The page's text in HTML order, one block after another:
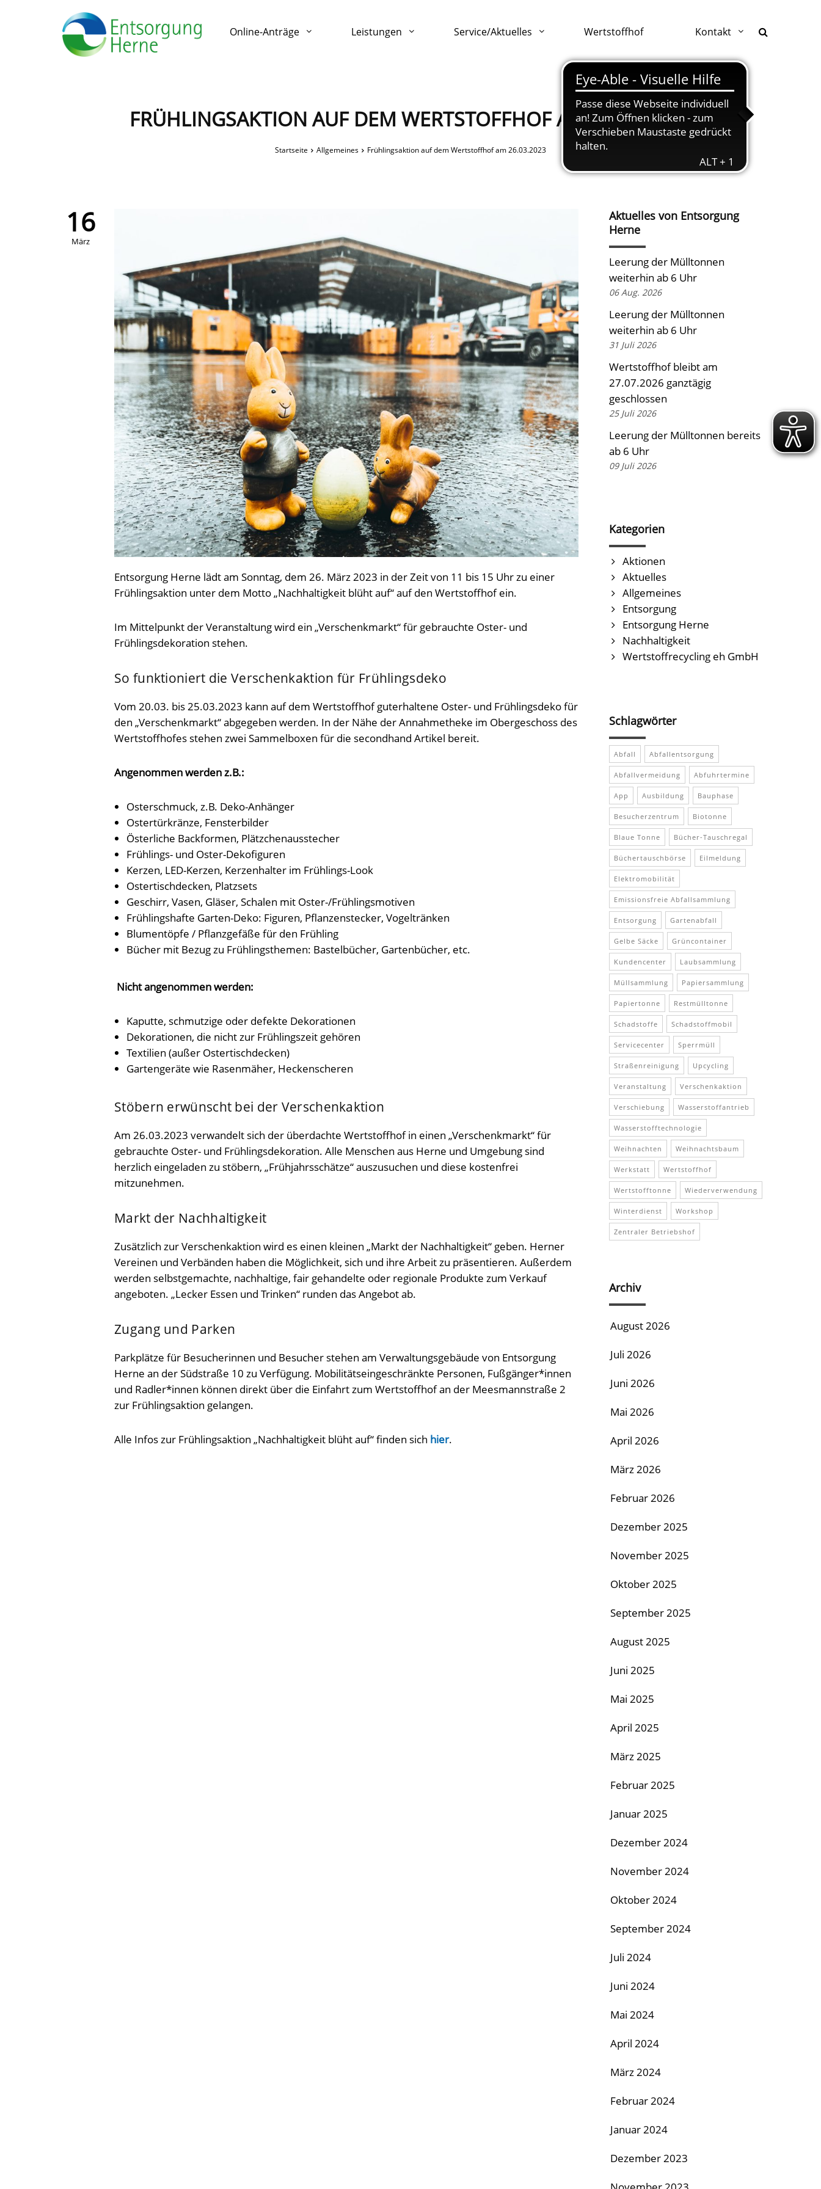
Online-Anträge Leistungen Service/Aktuelles Wertstoffhof Kontakt
FRÜHLINGSAKTION AUF DEM WERTSTOFFHOF AM 26.03.2023
Startseite Allgemeines Frühlingsaktion auf dem Wertstoffhof am 26.03.2023
16
März
Entsorgung Herne lädt am Sonntag, dem 26. März 2023 in der Zeit von 11 bis 15 Uhr zu einer
Frühlingsaktion unter dem Motto „Nachhaltigkeit blüht auf“ auf den Wertstoffhof ein.
Im Mittelpunkt der Veranstaltung wird ein „Verschenkmarkt“ für gebrauchte Oster- und
Frühlingsdekoration stehen.
So funktioniert die Verschenkaktion für Frühlingsdeko
Vom 20.03. bis 25.03.2023 kann auf dem Wertstoffhof guterhaltene Oster- und Frühlingsdeko für
den „Verschenkmarkt“ abgegeben werden. In der Nähe der Annahmetheke im Obergeschoss des
Wertstoffhofes stehen zwei Sammelboxen für die secondhand Artikel bereit.
Angenommen werden z.B.:
Osterschmuck, z.B. Deko-Anhänger
Ostertürkränze, Fensterbilder
Österliche Backformen, Plätzchenausstecher
Frühlings- und Oster-Dekofiguren
Kerzen, LED-Kerzen, Kerzenhalter im Frühlings-Look
Ostertischdecken, Platzsets
Geschirr, Vasen, Gläser, Schalen mit Oster-/Frühlingsmotiven
Frühlingshafte Garten-Deko: Figuren, Pflanzenstecker, Vogeltränken
Blumentöpfe / Pflanzgefäße für den Frühling
Bücher mit Bezug zu Frühlingsthemen: Bastelbücher, Gartenbücher, etc.
Nicht angenommen werden:
Kaputte, schmutzige oder defekte Dekorationen
Dekorationen, die nicht zur Frühlingszeit gehören
Textilien (außer Ostertischdecken)
Gartengeräte wie Rasenmäher, Heckenscheren
Stöbern erwünscht bei der Verschenkaktion
Am 26.03.2023 verwandelt sich der überdachte Wertstoffhof in einen „Verschenkmarkt“ für
gebrauchte Oster- und Frühlingsdekoration. Alle Menschen aus Herne und Umgebung sind
herzlich eingeladen zu stöbern, „Frühjahrsschätze“ auszusuchen und diese kostenfrei
mitzunehmen.
Markt der Nachhaltigkeit
Zusätzlich zur Verschenkaktion wird es einen kleinen „Markt der Nachhaltigkeit“ geben. Herner
Vereinen und Verbänden haben die Möglichkeit, sich und ihre Arbeit zu präsentieren. Außerdem
werden selbstgemachte, nachhaltige, fair gehandelte oder regionale Produkte zum Verkauf
angeboten. „Lecker Essen und Trinken“ runden das Angebot ab.
Zugang und Parken
Parkplätze für Besucherinnen und Besucher stehen am Verwaltungsgebäude von Entsorgung
Herne an der Südstraße 10 zu Verfügung. Mobilitätseingeschränkte Personen, Fußgänger*innen
und Radler*innen können direkt über die Einfahrt zum Wertstoffhof an der Meesmannstraße 2
zur Frühlingsaktion gelangen.
Alle Infos zur Frühlingsaktion „Nachhaltigkeit blüht auf“ finden sich hier.
Aktuelles von Entsorgung
Herne
Leerung der Mülltonnen
weiterhin ab 6 Uhr
06 Aug. 2026
Leerung der Mülltonnen
weiterhin ab 6 Uhr
31 Juli 2026
Wertstoffhof bleibt am
27.07.2026 ganztägig
geschlossen
25 Juli 2026
Leerung der Mülltonnen bereits
ab 6 Uhr
09 Juli 2026
Kategorien
Aktionen
Aktuelles
Allgemeines
Entsorgung
Entsorgung Herne
Nachhaltigkeit
Wertstoffrecycling eh GmbH
Schlagwörter
Abfall Abfallentsorgung
Abfallvermeidung Abfuhrtermine
App Ausbildung Bauphase
Besucherzentrum Biotonne
Blaue Tonne Bücher-Tauschregal
Büchertauschbörse Eilmeldung
Elektromobilität
Emissionsfreie Abfallsammlung
Entsorgung Gartenabfall
Gelbe Säcke Grüncontainer
Kundencenter Laubsammlung
Müllsammlung Papiersammlung
Papiertonne Restmülltonne
Schadstoffe Schadstoffmobil
Servicecenter Sperrmüll
Straßenreinigung Upcycling
Veranstaltung Verschenkaktion
Verschiebung Wasserstoffantrieb
Wasserstofftechnologie
Weihnachten Weihnachtsbaum
Werkstatt Wertstoffhof
Wertstofftonne Wiederverwendung
Winterdienst Workshop
Zentraler Betriebshof
Archiv
August 2026
Juli 2026
Juni 2026
Mai 2026
April 2026
März 2026
Februar 2026
Dezember 2025
November 2025
Oktober 2025
September 2025
August 2025
Juni 2025
Mai 2025
April 2025
März 2025
Februar 2025
Januar 2025
Dezember 2024
November 2024
Oktober 2024
September 2024
Juli 2024
Juni 2024
Mai 2024
April 2024
März 2024
Februar 2024
Januar 2024
Dezember 2023